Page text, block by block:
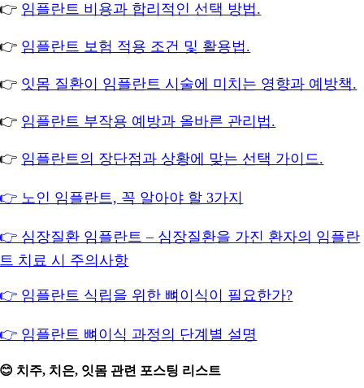
👉 임플란트 비용과 합리적인 선택 방법.
👉 임플란트 보험 적용 조건 및 활용법.
👉 잇몸 질환이 임플란트 시술에 미치는 영향과 예방책.
👉 임플란트 부작용 예방과 올바른 관리법.
👉 임플란트의 장단점과 상황에 맞는 선택 가이드.
👉 노인 임플란트, 꼭 알아야 할 3가지
👉 심장질환 임플란트 – 심장질환을 가진 환자의 임플란
트 치료 시 주의사항
👉 임플란트 식립을 위한 뼈이식이 필요한가?
👉 임플란트 뼈이식 과정의 단계별 설명
😊 치주, 치은, 잇몸 관련 포스팅 리스트